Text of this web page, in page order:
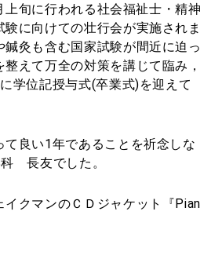
旬に行われる社会福祉士・精神
に向けての壮行会が実施されま
鍼灸も含む国家試験が間近に迫っ
えて万全の対策を講じて臨み，
学位記授与式(卒業式)を迎えて
て良い1年であることを祈念しな
長友でした。
クマンのＣＤジャケット『Pian